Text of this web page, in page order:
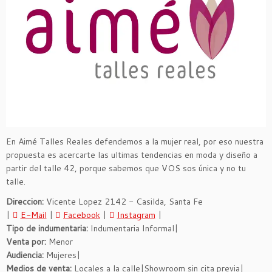
En Aimé Talles Reales defendemos a la mujer real, por eso nuestra
propuesta es acercarte las ultimas tendencias en moda y diseño a
partir del talle 42, porque sabemos que VOS sos única y no tu
talle.
Direccion: Vicente Lopez 2142 - Casilda, Santa Fe
|
E-Mail | Facebook | Instagram |
Tipo de indumentaria: Indumentaria Informal|
Venta por: Menor
Audiencia: Mujeres|
Medios de venta: Locales a la calle|Showroom sin cita previa|